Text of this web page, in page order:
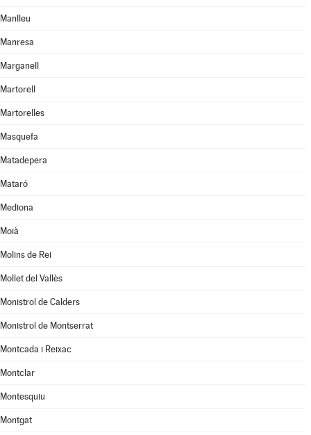
Manlleu
Manresa
Marganell
Martorell
Martorelles
Masquefa
Matadepera
Mataró
Mediona
Moià
Molins de Rei
Mollet del Vallès
Monistrol de Calders
Monistrol de Montserrat
Montcada i Reixac
Montclar
Montesquiu
Montgat